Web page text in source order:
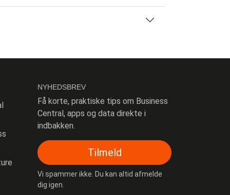
NYHEDSBREV
Få korte, praktiske tips om Business
Central, apps og data direkte i
indbakken.
Tilmeld
Vi spammer ikke. Du kan altid afmelde
dig igen.